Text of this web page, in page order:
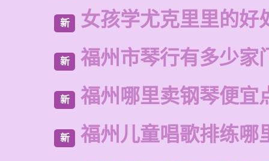
新 女孩学尤克里里的好
新 福州市琴行有多少家
新 福州哪里卖钢琴便宜
新 福州儿童唱歌排练哪